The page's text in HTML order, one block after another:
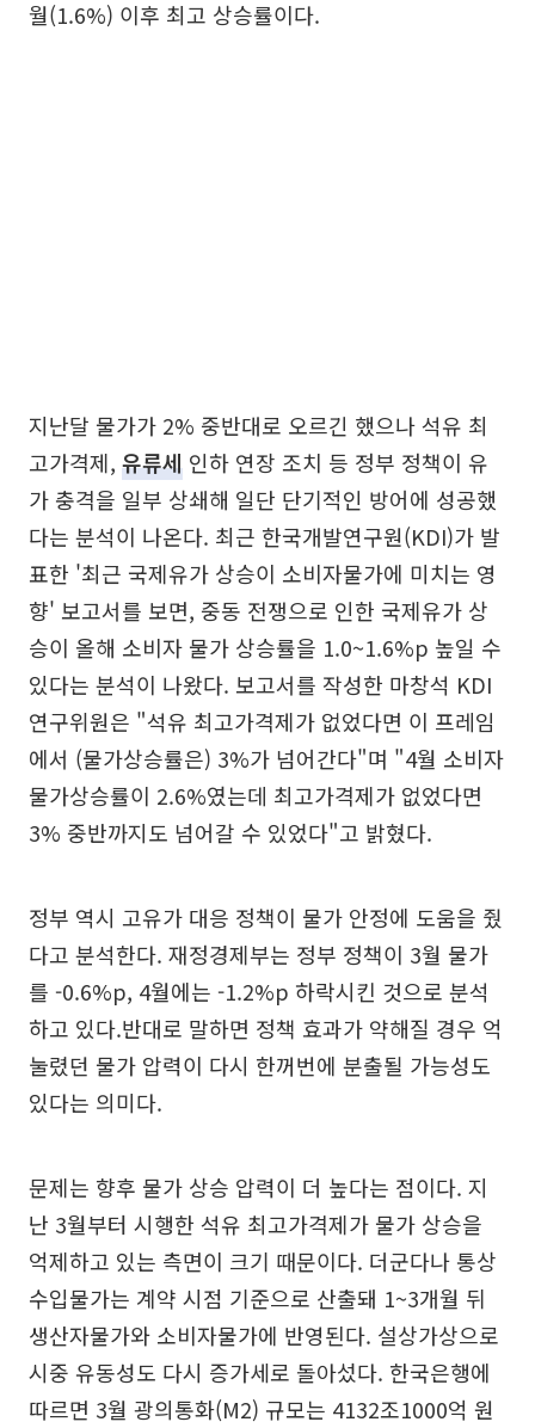
월(1.6%) 이후 최고 상승률이다.
지난달 물가가 2% 중반대로 오르긴 했으나 석유 최
고가격제, 유류세 인하 연장 조치 등 정부 정책이 유
가 충격을 일부 상쇄해 일단 단기적인 방어에 성공했
다는 분석이 나온다. 최근 한국개발연구원(KDI)가 발
표한 '최근 국제유가 상승이 소비자물가에 미치는 영
향' 보고서를 보면, 중동 전쟁으로 인한 국제유가 상
승이 올해 소비자 물가 상승률을 1.0~1.6%p 높일 수
있다는 분석이 나왔다. 보고서를 작성한 마창석 KDI
연구위원은 "석유 최고가격제가 없었다면 이 프레임
에서 (물가상승률은) 3%가 넘어간다"며 "4월 소비자
물가상승률이 2.6%였는데 최고가격제가 없었다면
3% 중반까지도 넘어갈 수 있었다"고 밝혔다.
정부 역시 고유가 대응 정책이 물가 안정에 도움을 줬
다고 분석한다. 재정경제부는 정부 정책이 3월 물가
를 -0.6%p, 4월에는 -1.2%p 하락시킨 것으로 분석
하고 있다.반대로 말하면 정책 효과가 약해질 경우 억
눌렸던 물가 압력이 다시 한꺼번에 분출될 가능성도
있다는 의미다.
문제는 향후 물가 상승 압력이 더 높다는 점이다. 지
난 3월부터 시행한 석유 최고가격제가 물가 상승을
억제하고 있는 측면이 크기 때문이다. 더군다나 통상
수입물가는 계약 시점 기준으로 산출돼 1~3개월 뒤
생산자물가와 소비자물가에 반영된다. 설상가상으로
시중 유동성도 다시 증가세로 돌아섰다. 한국은행에
따르면 3월 광의통화(M2) 규모는 4132조1000억 원